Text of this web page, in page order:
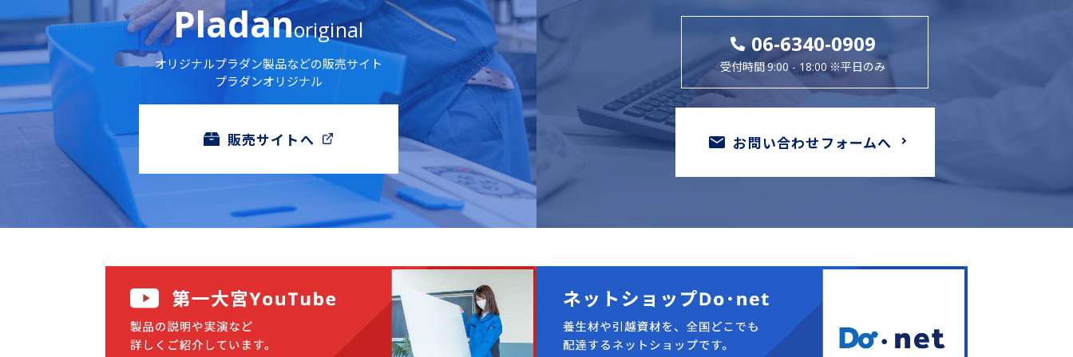
Pladanoriginal
オリジナルプラダン製品などの販売サイト
プラダンオリジナル
販売サイトへ
06-6340-0909
受付時間9:00 - 18:00 ※平日のみ
お問い合わせフォームへ